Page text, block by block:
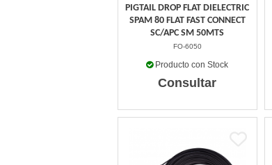
PIGTAIL DROP FLAT DIELECTRIC
SPAM 80 FLAT FAST CONNECT
SC/APC SM 50MTS
FO-6050
Producto con Stock
Consultar